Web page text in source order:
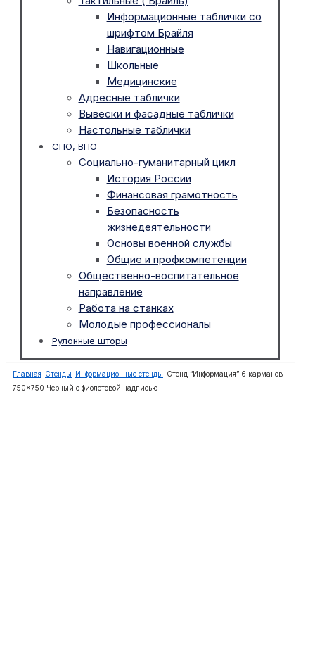
Информационные таблички со
шрифтом Брайля
Навигационные
Школьные
Медицинские
Адресные таблички
Вывески и фасадные таблички
Настольные таблички
СПО, ВПО
Социально-гуманитарный цикл
История России
Финансовая грамотность
Безопасность
жизнедеятельности
Основы военной службы
Общие и профкомпетенции
Общественно-воспитательное
направление
Работа на станках
Молодые профессионалы
Рулонные шторы
Главная-Стенды- Информационные стенды-Стенд “Информация” 6 карманов
750×750 Черный с фиолетовой надписью